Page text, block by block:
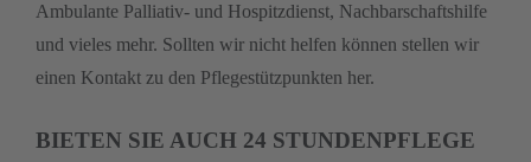
Ambulante Palliativ- und Hospitzdienst, Nachbarschaftshilfe
und vieles mehr. Sollten wir nicht helfen können stellen wir
einen Kontakt zu den Pflegestützpunkten her.
BIETEN SIE AUCH 24 STUNDENPFLEGE